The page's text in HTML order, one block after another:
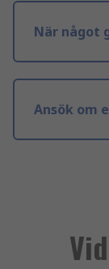
När något
Ansök om